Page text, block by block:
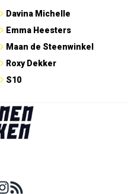
Davina Michelle
Emma Heesters
Maan de Steenwinkel
Roxy Dekker
S10